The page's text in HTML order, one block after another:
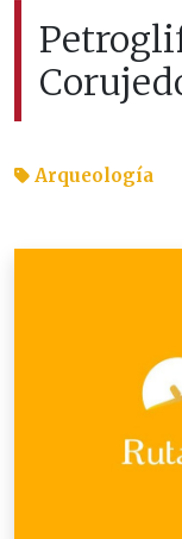
Arqueología